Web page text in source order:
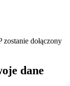
zostanie dołączony
dane